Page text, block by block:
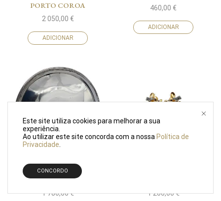
PORTO COROA
2 050,00 €
ADICIONAR
460,00 €
ADICIONAR
BILHETEIRA EM PRATA
PORTO COROA
1 780,00€ 1 200,00€
Este site utiliza cookies para melhorar a sua
experiência.
Ao utilizar este site concorda com a nossa Política de
Privacidade
CONCORDO